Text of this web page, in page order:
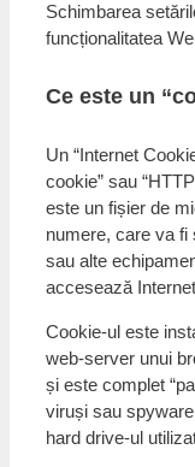
Schimbarea
funcționalitatea
Ce este un
Un “Internet
cookie” sau
este un fișier de
numere, care va fi
sau alte
accesează
Cookie-ul este
web-server unui
și este complet
viruși sau
hard drive-ul